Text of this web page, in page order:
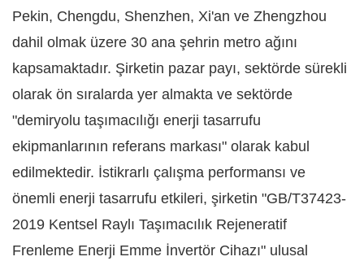
Pekin, Chengdu, Shenzhen, Xi'an ve Zhengzhou
dahil olmak üzere 30 ana şehrin metro ağını
kapsamaktadır. Şirketin pazar payı, sektörde sürekli
olarak ön sıralarda yer almakta ve sektörde
"demiryolu taşımacılığı enerji tasarrufu
ekipmanlarının referans markası" olarak kabul
edilmektedir. İstikrarlı çalışma performansı ve
önemli enerji tasarrufu etkileri, şirketin "GB/T37423-
2019 Kentsel Raylı Taşımacılık Rejeneratif
Frenleme Enerji Emme İnvertör Cihazı" ulusal